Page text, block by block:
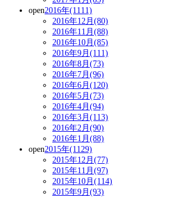
open2016年(1111)
2016年12月(80)
2016年11月(88)
2016年10月(85)
2016年9月(111)
2016年8月(73)
2016年7月(96)
2016年6月(120)
2016年5月(73)
2016年4月(94)
2016年3月(113)
2016年2月(90)
2016年1月(88)
open2015年(1129)
2015年12月(77)
2015年11月(97)
2015年10月(114)
2015年9月(93)